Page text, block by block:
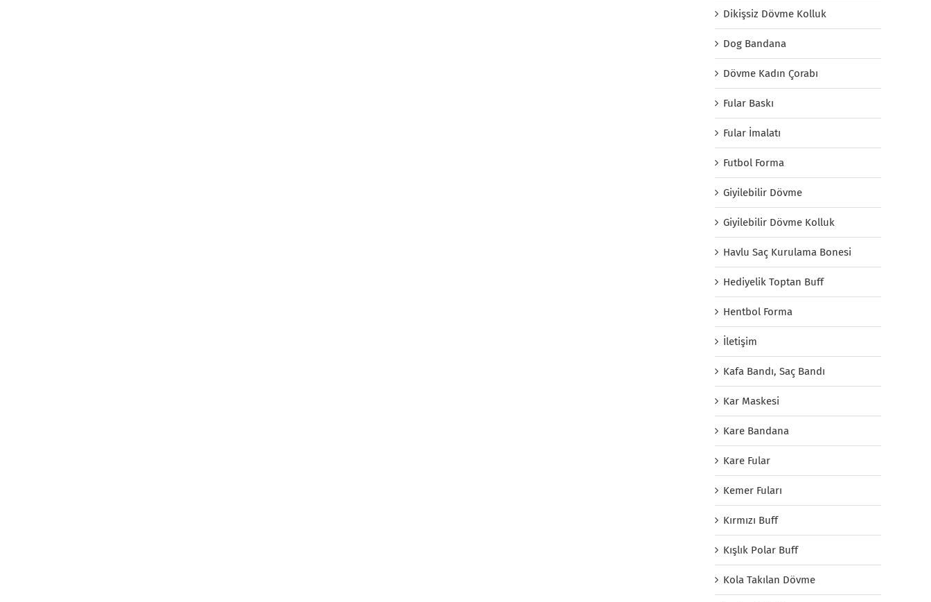
Dikişsiz Dövme Kolluk
Dog Bandana
Dövme Kadın Çorabı
Fular Baskı
Fular İmalatı
Futbol Forma
Giyilebilir Dövme
Giyilebilir Dövme Kolluk
Havlu Saç Kurulama Bonesi
Hediyelik Toptan Buff
Hentbol Forma
İletişim
Kafa Bandı, Saç Bandı
Kar Maskesi
Kare Bandana
Kare Fular
Kemer Fuları
Kırmızı Buff
Kışlık Polar Buff
Kola Takılan Dövme